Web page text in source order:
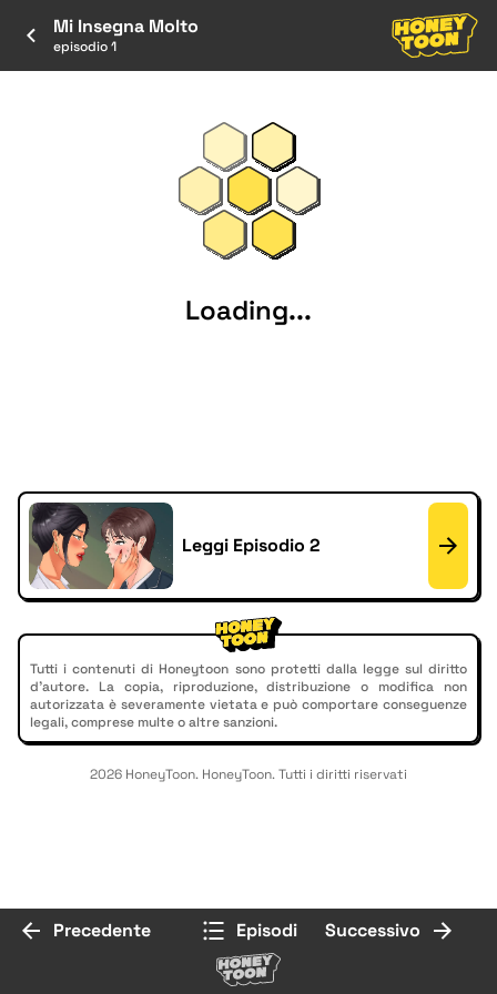
Mi Insegna Molto
episodio 1
Loading...
Leggi Episodio 2
Tutti i contenuti di Honeytoon sono protetti dalla legge sul diritto
d'autore. La copia, riproduzione, distribuzione o modifica non
autorizzata è severamente vietata e può comportare conseguenze
legali, comprese multe o altre sanzioni.
2026 HoneyToon. HoneyToon. Tutti i diritti riservati
Precedente Episodi Successivo